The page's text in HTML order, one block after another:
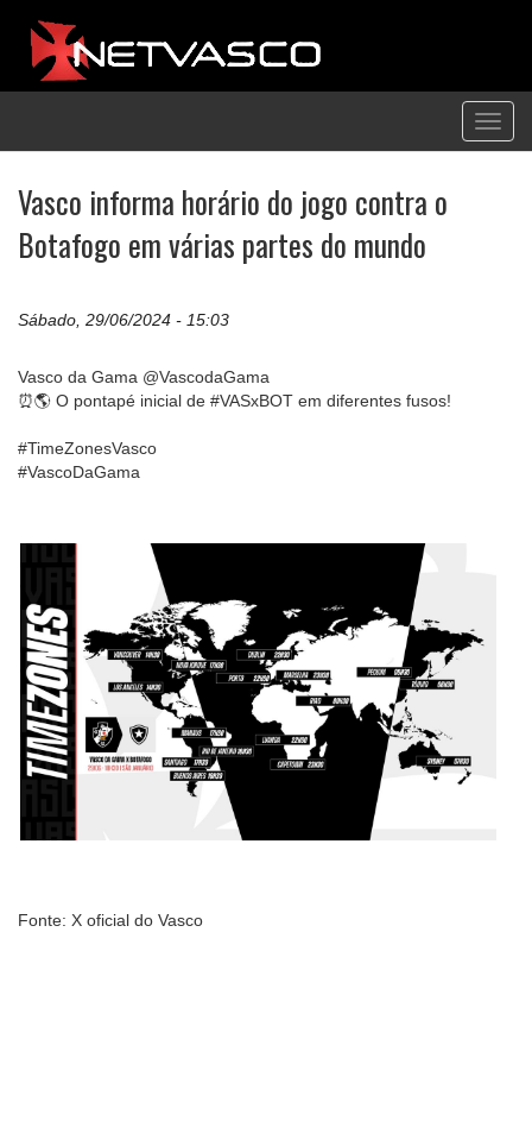
Vasco informa horário do jogo contra o
Botafogo em várias partes do mundo
Sábado, 29/06/2024 - 15:03
Vasco da Gama @VascodaGama
⏰🌎 O pontapé inicial de #VASxBOT em diferentes fusos!
#TimeZonesVasco
#VascoDaGama
Fonte: X oficial do Vasco